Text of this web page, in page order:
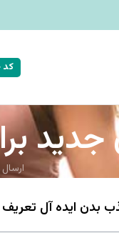
جدید
بدن ایده آل تعریف